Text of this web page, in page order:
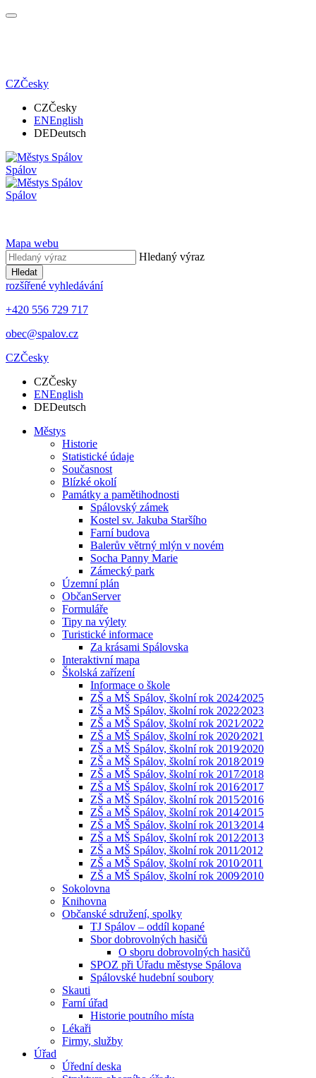
CZČesky
CZČesky
ENEnglish
DEDeutsch
Spálov
Spálov
Mapa webu
Hledaný výraz
Hledat
rozšířené vyhledávání
+420 556 729 717
obec@spalov.cz
CZČesky
CZČesky
ENEnglish
DEDeutsch
Městys
Historie
Statistické údaje
Současnost
Blízké okolí
Památky a pamětihodnosti
Spálovský zámek
Kostel sv. Jakuba Staršího
Farní budova
Balerův větrný mlýn v novém
Socha Panny Marie
Zámecký park
Územní plán
ObčanServer
Formuláře
Tipy na výlety
Turistické informace
Za krásami Spálovska
Interaktivní mapa
Školská zařízení
Informace o škole
ZŠ a MŠ Spálov, školní rok 2024⁄2025
ZŠ a MŠ Spálov, školní rok 2022⁄2023
ZŠ a MŠ Spálov, školní rok 2021⁄2022
ZŠ a MŠ Spálov, školní rok 2020⁄2021
ZŠ a MŠ Spálov, školní rok 2019⁄2020
ZŠ a MŠ Spálov, školní rok 2018⁄2019
ZŠ a MŠ Spálov, školní rok 2017⁄2018
ZŠ a MŠ Spálov, školní rok 2016⁄2017
ZŠ a MŠ Spálov, školní rok 2015⁄2016
ZŠ a MŠ Spálov, školní rok 2014⁄2015
ZŠ a MŠ Spálov, školní rok 2013⁄2014
ZŠ a MŠ Spálov, školní rok 2012⁄2013
ZŠ a MŠ Spálov, školní rok 2011⁄2012
ZŠ a MŠ Spálov, školní rok 2010⁄2011
ZŠ a MŠ Spálov, školní rok 2009⁄2010
Sokolovna
Knihovna
Občanské sdružení, spolky
TJ Spálov – oddíl kopané
Sbor dobrovolných hasičů
O sboru dobrovolných hasičů
SPOZ při Úřadu městyse Spálova
Spálovské hudební soubory
Skauti
Farní úřad
Historie poutního místa
Lékaři
Firmy, služby
Úřad
Úřední deska